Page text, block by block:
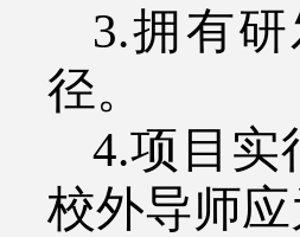
3.拥有
径。
4.项目实
校外导师